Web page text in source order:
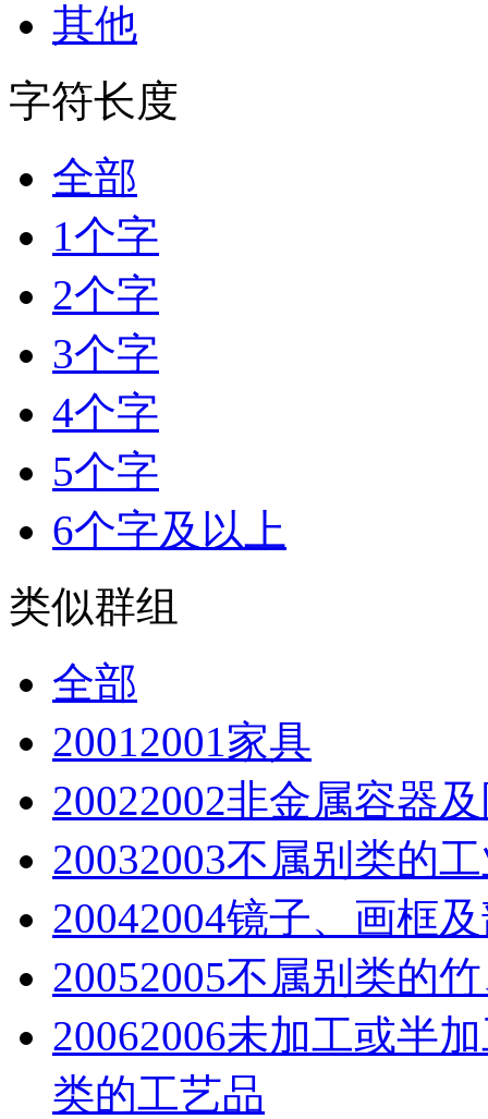
其他
字符长度
全部
1个字
2个字
3个字
4个字
5个字
6个字及以上
类似群组
全部
20012001家具
20022002非金属容器
20032003不属别类的
20042004镜子、画框
20052005不属别类的
20062006未加工或半
类的工艺品